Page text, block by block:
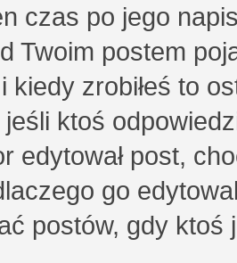
czas po jego
Twoim postem
kiedy zrobiłeś to
ktoś
edytował post,
go
postów, gdy ktoś